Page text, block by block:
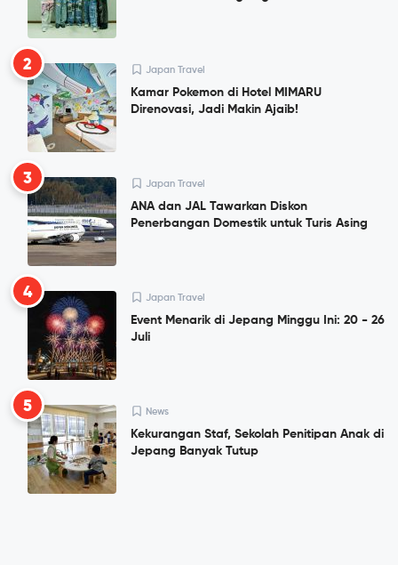
2 Japan Travel
Kamar Pokemon di Hotel MIMARU
Direnovasi, Jadi Makin Ajaib!
3 Japan Travel
ANA dan JAL Tawarkan Diskon
Penerbangan Domestik untuk Turis Asing
4 Japan Travel
Event Menarik di Jepang Minggu Ini: 20 - 26
Juli
5 News
Kekurangan Staf, Sekolah Penitipan Anak di
Jepang Banyak Tutup